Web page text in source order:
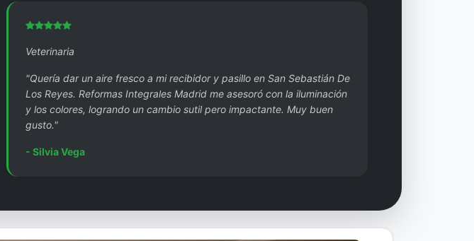
Veterinaria
"Quería dar un aire fresco a mi recibidor y pasillo en San Sebastián De
Los Reyes. Reformas Integrales Madrid me asesoró con la iluminación
y los colores, logrando un cambio sutil pero impactante. Muy buen
gusto."
- Silvia Vega